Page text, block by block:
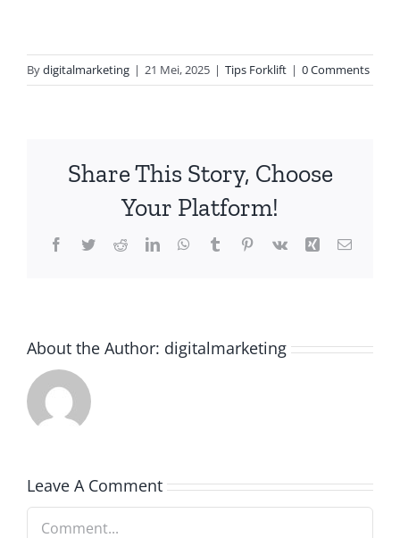
Bydigitalmarketing | 21 Mei, 2025 | Tips Forklift | 0 Comments
Share This Story, Choose
Your Platform!
Facebook
TwitterRedditLinkedInWhatsApp
TumblrPinterest
Vk Xing Email
About the Author: digitalmarketing
Leave A Comment
Comment